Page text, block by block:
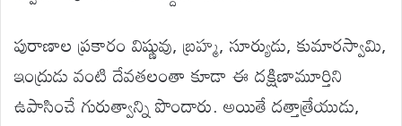
పురాణాల ప్రకారం విష్ణువు, బ్రహ్మ, సూర్యుడు, కుమారస్వామి,
ఇంద్రుడు వంటి దేవతలంతా కూడా ఈ దక్షిణామూర్తిని
ఉపాసించే గురుత్వాన్ని పొందారు. అయితే దత్తాత్రేయుడు,